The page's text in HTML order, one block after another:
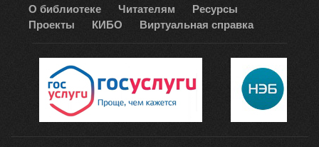
О библиотеке Читателям
Ресурсы
Проекты
КИБО Виртуальная справка